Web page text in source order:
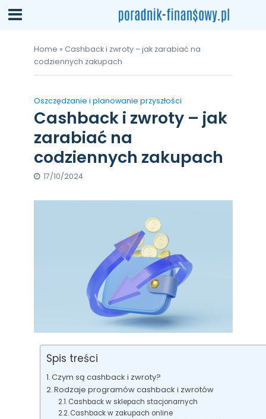
Home » Cashback i zwroty – jak zarabiać na
codziennych zakupach
Oszczędzanie i planowanie przyszłości
Cashback i zwroty – jak
zarabiać na
codziennych zakupach
17/10/2024
Spis treści
Czym są cashback i zwroty?
Rodzaje programów cashback i zwrotów
Cashback w sklepach stacjonarnych
Cashback w zakupach online